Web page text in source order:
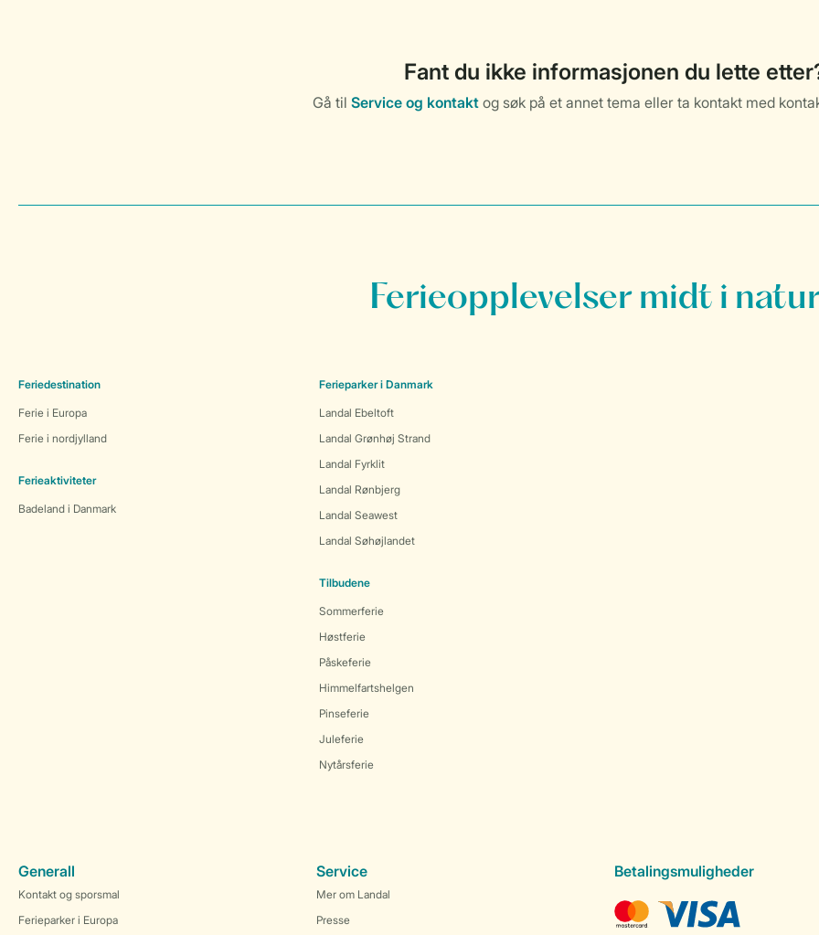
Ferieopplevelser midt i
Feriedestination
Ferie i Europa
Ferie i nordjylland
Ferieaktiviteter
Badeland i Danmark
Ferieparker i Danmark
Landal Ebeltoft
Landal Grønhøj Strand
Landal Fyrklit
Landal Rønbjerg
Landal Seawest
Landal Søhøjlandet
Tilbudene
Sommerferie
Høstferie
Påskeferie
Himmelfartshelgen
Pinseferie
Juleferie
Nytårsferie
Generall
Kontakt og sporsmal
Ferieparker i Europa
Service
Mer om Landal
Presse
Betalingsmuligheder